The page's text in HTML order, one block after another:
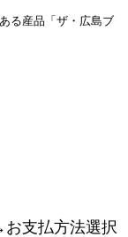
る産品「ザ・広島ブ
支払方法選択